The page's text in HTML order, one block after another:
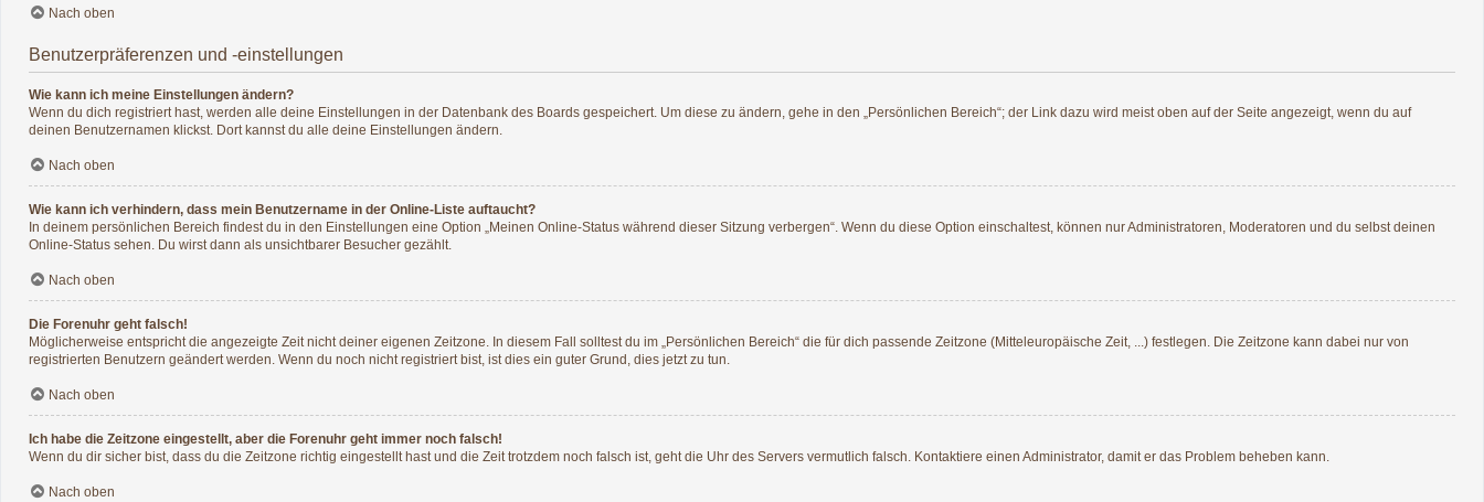
Nach oben
Benutzerpräferenzen und -einstellungen
Wie kann ich meine Einstellungen ändern?
Wenn du dich registriert hast, werden alle deine Einstellungen in der Datenbank des Boards gespeichert. Um diese zu ändern, gehe in den „Persönlichen Bereich“; der Link dazu wird meist oben auf der Seite angezeigt, wenn du auf
deinen Benutzernamen klickst. Dort kannst du alle deine Einstellungen ändern.
Nach oben
Wie kann ich verhindern, dass mein Benutzername in der Online-Liste auftaucht?
In deinem persönlichen Bereich findest du in den Einstellungen eine Option „Meinen Online-Status während dieser Sitzung verbergen“. Wenn du diese Option einschaltest, können nur Administratoren, Moderatoren und du selbst deinen
Online-Status sehen. Du wirst dann als unsichtbarer Besucher gezählt.
Nach oben
Die Forenuhr geht falsch!
Möglicherweise entspricht die angezeigte Zeit nicht deiner eigenen Zeitzone. In diesem Fall solltest du im „Persönlichen Bereich“ die für dich passende Zeitzone (Mitteleuropäische Zeit, ...) festlegen. Die Zeitzone kann dabei nur von
registrierten Benutzern geändert werden. Wenn du noch nicht registriert bist, ist dies ein guter Grund, dies jetzt zu tun.
Nach oben
Ich habe die Zeitzone eingestellt, aber die Forenuhr geht immer noch falsch!
Wenn du dir sicher bist, dass du die Zeitzone richtig eingestellt hast und die Zeit trotzdem noch falsch ist, geht die Uhr des Servers vermutlich falsch. Kontaktiere einen Administrator, damit er das Problem beheben kann.
Nach oben